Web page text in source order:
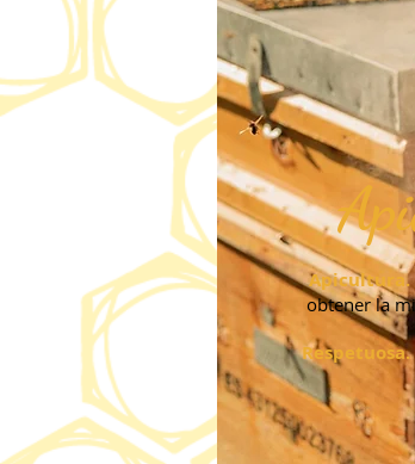
Apicultura.
obtener la
Respetuosa.